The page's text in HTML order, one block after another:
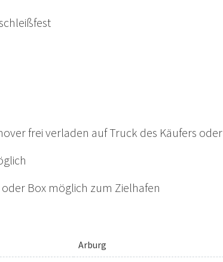
frei verladen auf Truck des Käufers oder
Box möglich zum Zielhafen
Arburg